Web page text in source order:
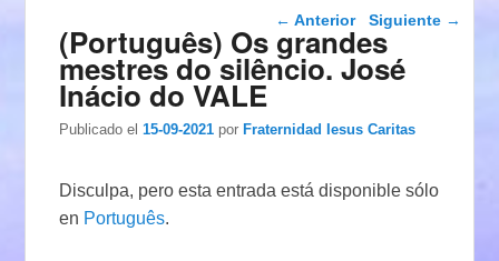
Navegación de
entradas
← Anterior Siguiente →
(Português) Os grandes
mestres do silêncio. José
Inácio do VALE
Publicado el 15-09-2021 porFraternidad Iesus Caritas
Disculpa, pero esta entrada está disponible sólo
en Português.